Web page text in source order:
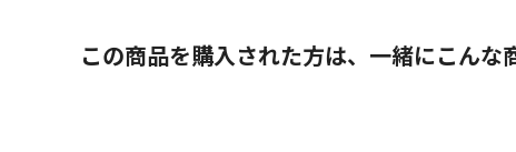
この商品を購入された方は、一緒にこんな